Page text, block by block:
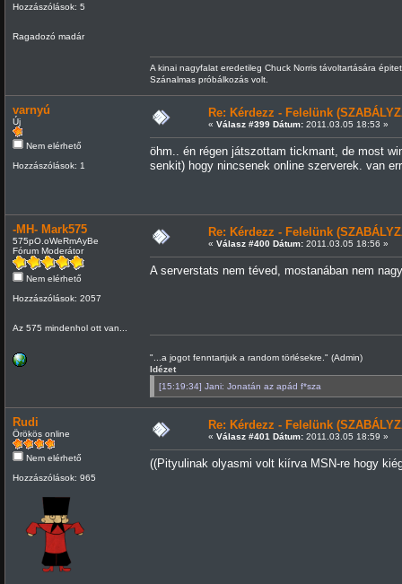
Hozzászólások: 5
Ragadozó madár
A kinai nagyfalat eredetileg Chuck Norris távoltartására
Szánalmas próbálkozás volt.
varnyú
Új
Nem elérhető
Hozzászólások: 1
Re: Kérdezz - Felelünk
« Válasz #399 Dátum:2011.03.05 18:53 »
öhm.. én régen játszottam tickmant, de most
senkit) hogy nincsenek online szerverek. van
-MH- Mark575
575pO.oWeRmAyBe
Fórum Moderátor
Nem elérhető
Hozzászólások: 2057
Az 575 mindenhol ott van...
Re: Kérdezz - Felelünk
« Válasz #400 Dátum:2011.03.05 18:56 »
A serverstats nem téved, mostanában nem
"...a jogot fenntartjuk a random törlésekre." (Admin)
Idézet
[15:19:34] Jani: Jonatán az apád f*sza
Rudi
Örökös online
Nem elérhető
Hozzászólások: 965
Re: Kérdezz - Felelünk
« Válasz #401 Dátum:2011.03.05 18:59 »
((Pityulinak olyasmi volt kiírva MSN-re hogy